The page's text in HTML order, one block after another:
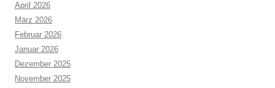
April 2026
März 2026
Februar 2026
Januar 2026
Dezember 2025
November 2025